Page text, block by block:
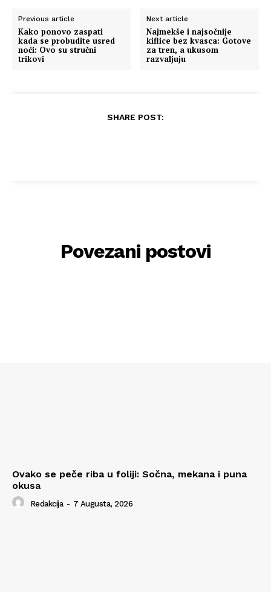
Previous article
Kako ponovo zaspati
kada se probudite usred
noći: Ovo su stručni
trikovi
Next article
Najmekše i najsočnije
kiflice bez kvasca: Gotove
za tren, a ukusom
razvaljuju
SHARE POST:
Povezani postovi
Ovako se peče riba u foliji: Sočna, mekana i puna
okusa
Redakcija - 7 Augusta, 2026